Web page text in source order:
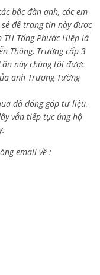
bậc đàn anh, các em
để trang tin này được
Tống Phước Hiệp là
Thông, Trường cấp 3
này chúng tôi được
anh Trương Tường
đã đóng góp tư liệu,
vẫn tiếp tục ủng hộ
email về :